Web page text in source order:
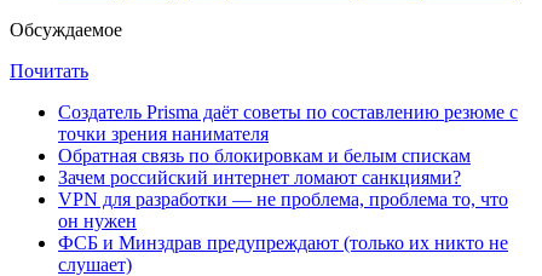
Обсуждаемое
Почитать
Создатель Prisma даёт советы по составлению резюме с
точки зрения нанимателя
Обратная связь по блокировкам и белым спискам
Зачем российский интернет ломают санкциями?
VPN для разработки — не проблема, проблема то, что
он нужен
ФСБ и Минздрав предупреждают (только их никто не
слушает)